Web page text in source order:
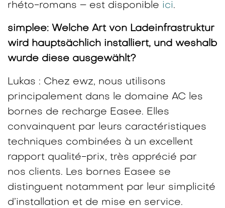
rhéto-romans – est disponible ici.
simplee: Welche Art von Ladeinfrastruktur
wird hauptsächlich installiert, und weshalb
wurde diese ausgewählt?
Lukas : Chez ewz, nous utilisons
principalement dans le domaine AC les
bornes de recharge Easee. Elles
convainquent par leurs caractéristiques
techniques combinées à un excellent
rapport qualité-prix, très apprécié par
nos clients. Les bornes Easee se
distinguent notamment par leur simplicité
d’installation et de mise en service.